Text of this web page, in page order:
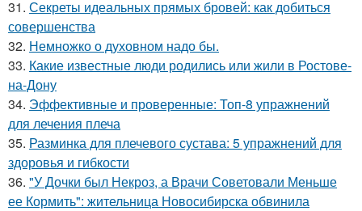
31. Секреты идеальных прямых бровей: как добиться
совершенства
32. Немножко о духовном надо бы.
33. Какие известные люди родились или жили в Ростове-
на-Дону
34. Эффективные и проверенные: Топ-8 упражнений
для лечения плеча
35. Разминка для плечевого сустава: 5 упражнений для
здоровья и гибкости
36. "У Дочки был Некроз, а Врачи Советовали Меньше
ее Кормить": жительница Новосибирска обвинила